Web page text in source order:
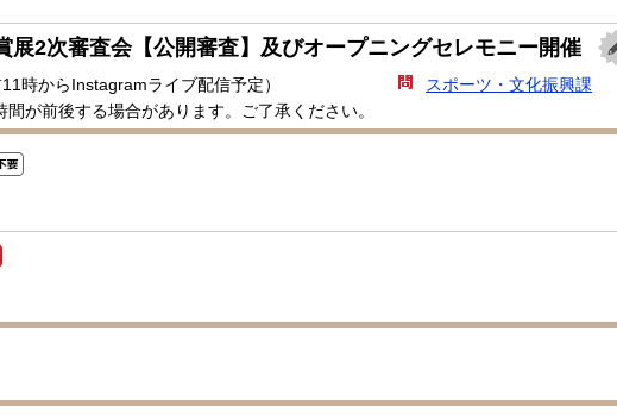
展2次審査会【公開審査】及びオープニングセレモニー開催
時からInstagramライブ配信予定）
が前後する場合があります。ご了承ください。
スポーツ・文化振興課